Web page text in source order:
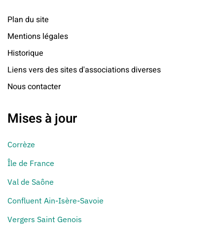
Plan du site
Mentions légales
Historique
Liens vers des sites d'associations diverses
Nous contacter
Mises à jour
Corrèze
Île de France
Val de Saône
Confluent Ain-Isère-Savoie
Vergers Saint Genois